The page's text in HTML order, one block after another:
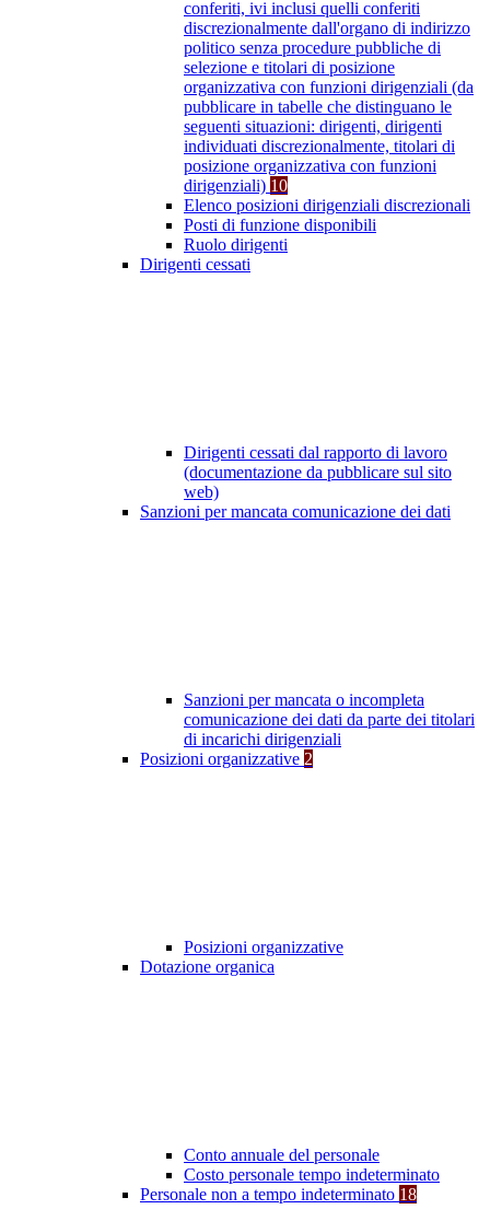
conferiti, ivi inclusi quelli conferiti
discrezionalmente dall'organo di indirizzo
politico senza procedure pubbliche di
selezione e titolari di posizione
organizzativa con funzioni dirigenziali (da
pubblicare in tabelle che distinguano le
seguenti situazioni: dirigenti, dirigenti
individuati discrezionalmente, titolari di
posizione organizzativa con funzioni
dirigenziali) 10
Elenco posizioni dirigenziali discrezionali
Posti di funzione disponibili
Ruolo dirigenti
Dirigenti cessati
Dirigenti cessati dal rapporto di lavoro
(documentazione da pubblicare sul sito
web)
Sanzioni per mancata comunicazione dei dati
Sanzioni per mancata o incompleta
comunicazione dei dati da parte dei titolari
di incarichi dirigenziali
Posizioni organizzative 2
Posizioni organizzative
Dotazione organica
Conto annuale del personale
Costo personale tempo indeterminato
Personale non a tempo indeterminato 18